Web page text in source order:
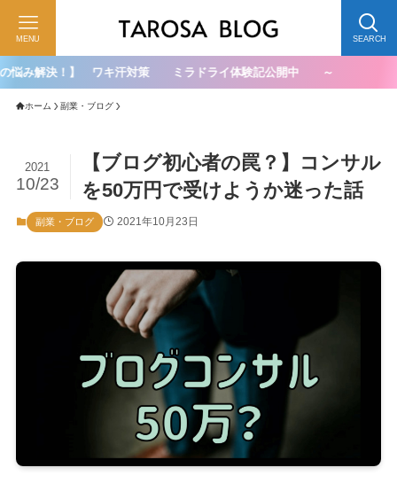
SEARCH
MENU
キ汗対策 ミラドライ体験記公開中 ～
ホーム 副業・ブログ
【ブログ初心者の罠？】コンサル
を50万円で受けようか迷った話
2021
10/23
副業・ブログ 2021年10月23日